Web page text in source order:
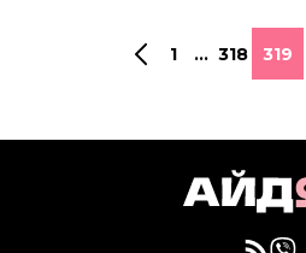
1 ... 318 319